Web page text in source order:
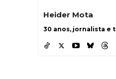
Heider Mota
30 anos, jornalista e